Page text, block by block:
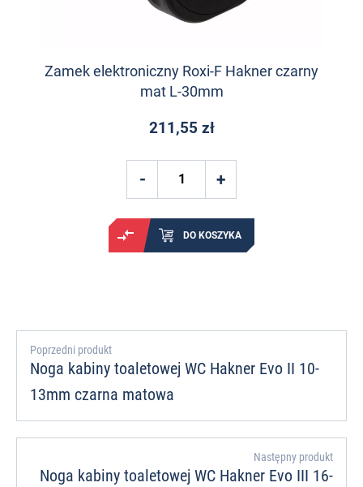
Zamek elektroniczny Roxi-F Hakner czarny
mat L-30mm
211,55 zł
DO KOSZYKA
Poprzedni produkt
Noga kabiny toaletowej WC Hakner Evo II 10-
13mm czarna matowa
Następny produkt
Noga kabiny toaletowej WC Hakner Evo III 16-